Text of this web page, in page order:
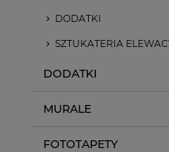
DODATKI
SZTUKATERIA
DODATKI
MURALE
FOTOTAPETY